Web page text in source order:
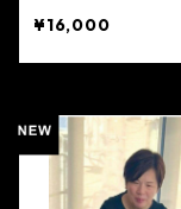
¥16,000